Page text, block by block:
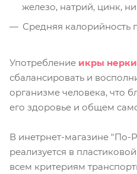
железо, натрий, цинк,
Средняя калорийность
Употребление икры нерки
сбалансировать и
организме человека, что
его здоровье и общем
В инетрнет-магазине "По-
реализуется в
всем критериям